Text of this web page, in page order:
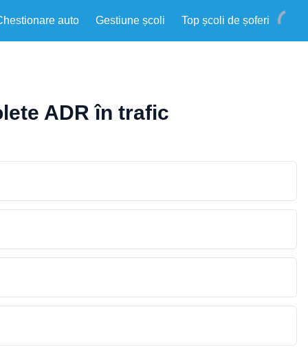
auto Gestiune școli Top școli de șoferi
ADR în trafic